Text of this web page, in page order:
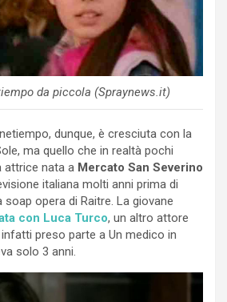
da piccola (Spraynews.it)
dunque, è cresciuta con la
ma quello che in realtà pochi
attrice nata a Mercato San Severino
italiana molti anni prima di
opera di Raitre. La giovane
con Luca Turco, un altro attore
preso parte a Un medico in
solo 3 anni.